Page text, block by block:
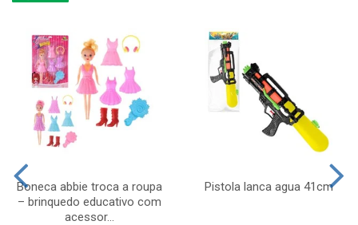
Boneca abbie troca a roupa
– brinquedo educativo com
acessor...
Pistola lanca agua 41cm